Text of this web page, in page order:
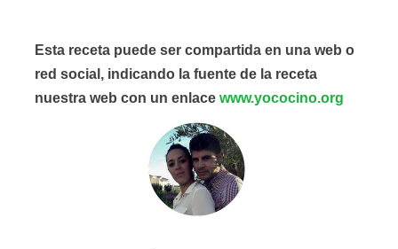
Esta receta puede ser compartida en una web o
red social, indicando la fuente de la receta
nuestra web con un enlace www.yococino.org